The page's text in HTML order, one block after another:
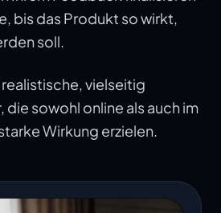
bis das Produkt so wirkt,
soll.
vielseitig
die sowohl online als auch im
Wirkung erzielen.